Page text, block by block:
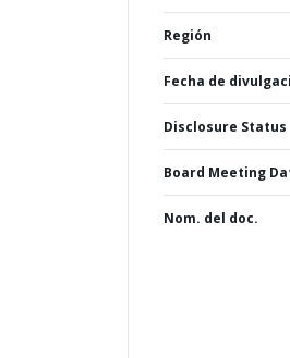
Región
Fecha de
Disclosure Status
Board Meeting
Nom. del doc.